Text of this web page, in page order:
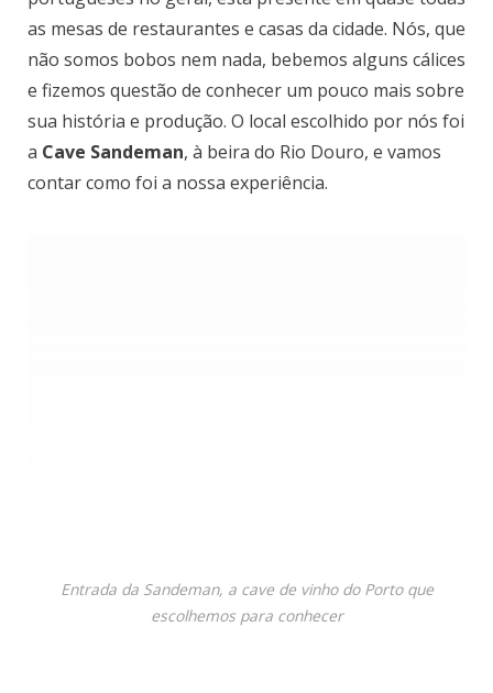
as mesas de restaurantes e casas da cidade. Nós, que
não somos bobos nem nada, bebemos alguns cálices
e fizemos questão de conhecer um pouco mais sobre
sua história e produção. O local escolhido por nós foi
a Cave Sandeman, à beira do Rio Douro, e vamos
contar como foi a nossa experiência.
Entrada da Sandeman, a cave de vinho do Porto que
escolhemos para conhecer